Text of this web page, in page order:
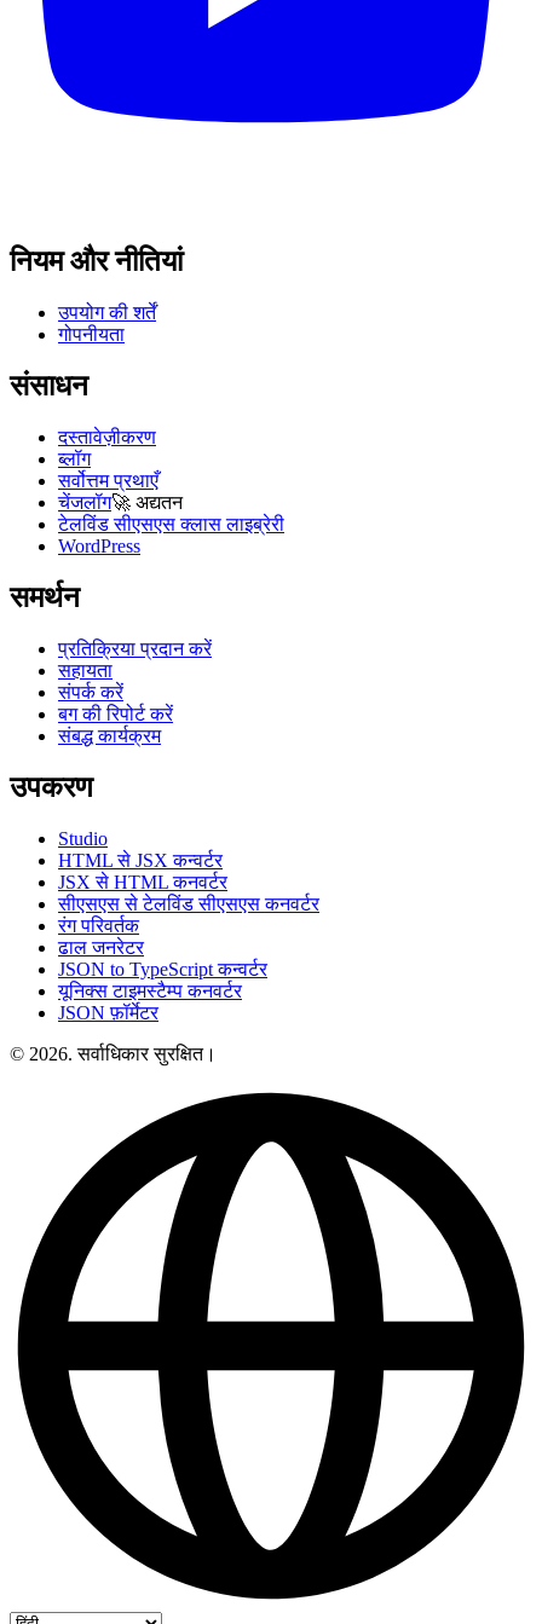
नियम और नीतियां
उपयोग की शर्तें
गोपनीयता
संसाधन
दस्तावेज़ीकरण
ब्लॉग
सर्वोत्तम प्रथाएँ
चेंजलॉग🚀 अद्यतन
टेलविंड सीएसएस क्लास लाइब्रेरी
WordPress
समर्थन
प्रतिक्रिया प्रदान करें
सहायता
संपर्क करें
बग की रिपोर्ट करें
संबद्ध कार्यक्रम
उपकरण
Studio
HTML से JSX कन्वर्टर
JSX से HTML कनवर्टर
सीएसएस से टेलविंड सीएसएस कनवर्टर
रंग परिवर्तक
ढाल जनरेटर
JSON to TypeScript कन्वर्टर
यूनिक्स टाइमस्टैम्प कनवर्टर
JSON फ़ॉर्मेटर
© 2026. सर्वाधिकार सुरक्षित।